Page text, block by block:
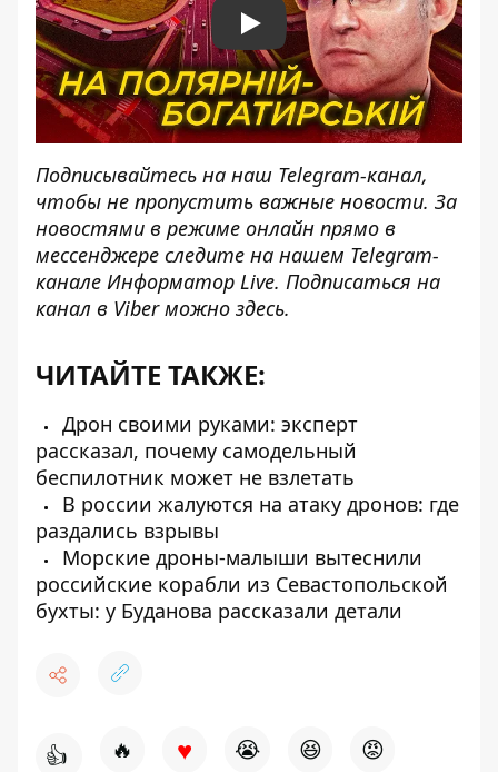
Play
Подписывайтесь на наш Telegram-канал,
чтобы не пропустить важные новости. За
новостями в режиме онлайн прямо в
мессенджере следите на нашем Telegram-
канале Информатор Live. Подписаться на
канал в Viber можно здесь.
ЧИТАЙТЕ ТАКЖЕ:
Дрон своими руками: эксперт
рассказал, почему самодельный
беспилотник может не взлетать
В россии жалуются на атаку дронов: где
раздались взрывы
Морские дроны-малыши вытеснили
российские корабли из Севастопольской
бухты: у Буданова рассказали детали
👍 🔥 ♥ 😭 😆 😡